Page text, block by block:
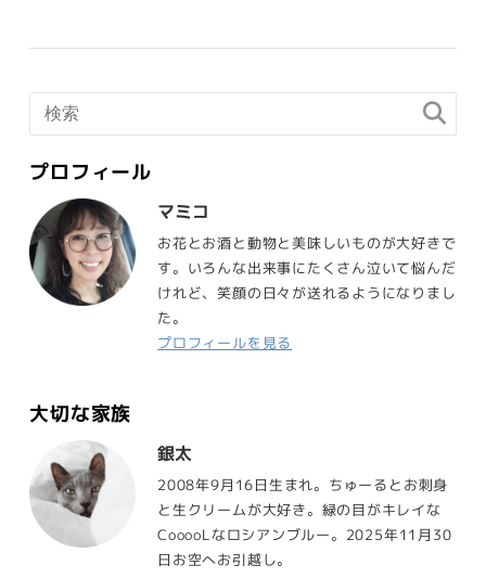
プロフィール
マミコ
お花とお酒と動物と美味しいものが大好きで
す。いろんな出来事にたくさん泣いて悩んだ
けれど、笑顔の日々が送れるようになりまし
た。
プロフィールを見る
大切な家族
銀太
2008年9月16日生まれ。ちゅーるとお刺身
と生クリームが大好き。緑の目がキレイな
CooooLなロシアンブルー。2025年11月30
日お空へお引越し。